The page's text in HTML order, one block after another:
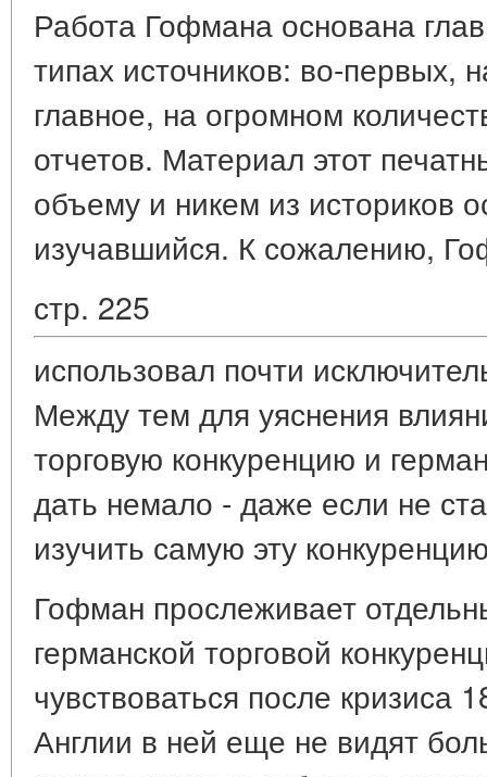
Работа Гофмана основана
типах источников: во-первых,
главное, на огромном
отчетов. Материал этот
объему и никем из историков
изучавшийся. К сожалению,
стр. 225
использовал почти
Между тем для уяснения
торговую конкуренцию и
дать немало - даже если не
изучить самую эту
Гофман прослеживает
германской торговой
чувствоваться после кризиса
Англии в ней еще не видят